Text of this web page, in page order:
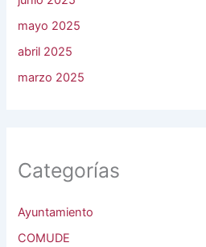
mayo 2025
abril 2025
marzo 2025
Categorías
Ayuntamiento
COMUDE